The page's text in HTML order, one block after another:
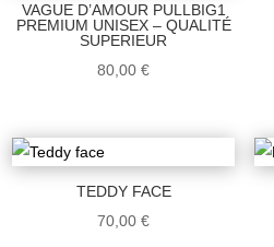
VAGUE D’AMOUR PULLBIG1
PREMIUM UNISEX – QUALITÉ
SUPERIEUR
80,00€
TEDDY FACE
70,00€